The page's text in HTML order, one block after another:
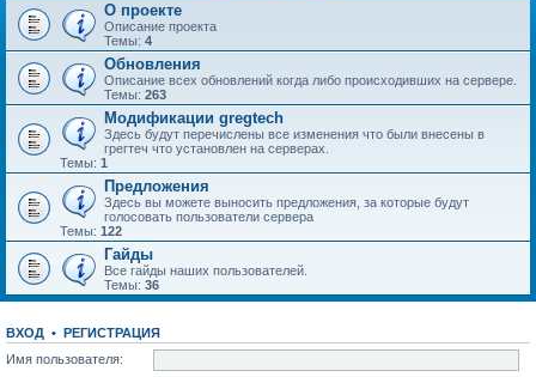
О проекте
Описание проекта
Темы: 4
Обновления
Описание всех обновлений когда либо происходивших на сервере.
Темы: 263
Модификации gregtech
Здесь будут перечислены все изменения что были внесены в
грегтеч что установлен на серверах.
Темы: 1
Предложения
Здесь вы можете выносить предложения, за которые будут
голосовать пользователи сервера
Темы: 122
Гайды
Все гайды наших пользователей.
Темы: 36
ВХОД • РЕГИСТРАЦИЯ
Имя пользователя: